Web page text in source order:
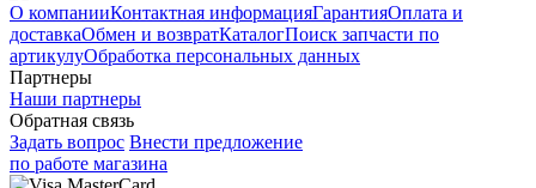
О компанииКонтактная информацияГарантияОплата и
доставкаОбмен и возвратКаталогПоиск запчасти по
артикулуОбработка персональных данных
Партнеры
Наши партнеры
Обратная связь
Задать вопрос Внести предложение
по работе магазина